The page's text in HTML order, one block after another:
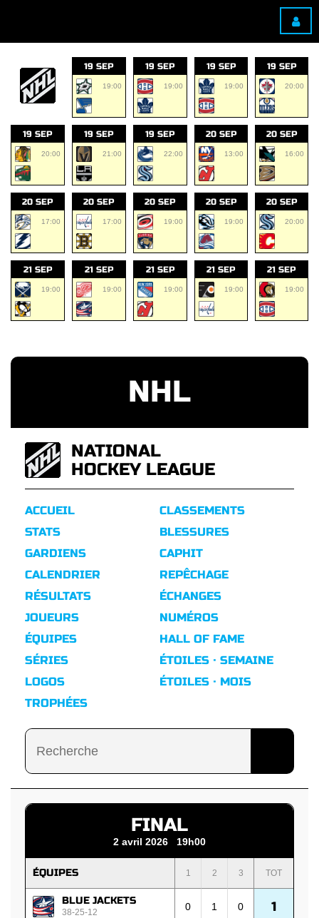
19 SEP
19:00
19 SEP
19:00
19 SEP
19:00
19 SEP
20:00
19 SEP
20:00
19 SEP
21:00
19 SEP
22:00
20 SEP
13:00
20 SEP
16:00
20 SEP
17:00
20 SEP
17:00
20 SEP
19:00
20 SEP
19:00
20 SEP
20:00
21 SEP
19:00
21 SEP
19:00
21 SEP
19:00
21 SEP
19:00
21 SEP
19:00
NHL
NATIONAL
HOCKEY LEAGUE
ACCUEIL
STATS
GARDIENS
CALENDRIER
RÉSULTATS
CLASSEMENTS
BLESSURES
CAPHIT
REPÊCHAGE
ÉCHANGES
JOUEURS
ÉQUIPES
SÉRIES
LOGOS
TROPHÉES
NUMÉROS
HALL OF FAME
ÉTOILES · SEMAINE
ÉTOILES · MOIS
FINAL
2 avril 2026 19h00
ÉQUIPES 1 2 3 TOT
BLUE JACKETS
38-25-12 0 1 0 1